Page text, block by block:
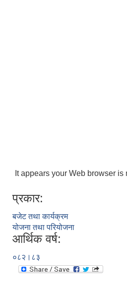
It appears your Web browser
प्रकार:
बजेट तथा कार्यक्रम
योजना तथा परियोजना
आर्थिक वर्ष:
०८२।८३